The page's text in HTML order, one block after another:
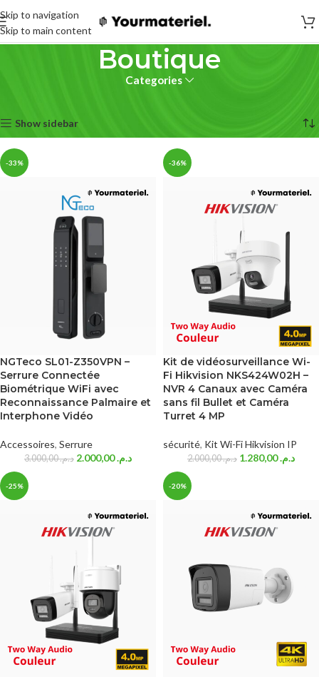
Skip to navigation
Skip to main content
Boutique
Categories
Show sidebar
-33%
NGTeco SL01-Z350VPN –
Serrure Connectée
Biométrique WiFi avec
Reconnaissance Palmaire et
Interphone Vidéo
Accessoires, Serrure
د.م.3.000,00 د.م.2.000,00
-36%
Kit de vidéosurveillance Wi-
Fi Hikvision NKS424W02H –
NVR 4 Canaux avec Caméra
sans fil Bullet et Caméra
Turret 4 MP
sécurité, Kit Wi-Fi Hikvision IP
د.م.2.000,00 د.م.1.280,00
-25% -20%